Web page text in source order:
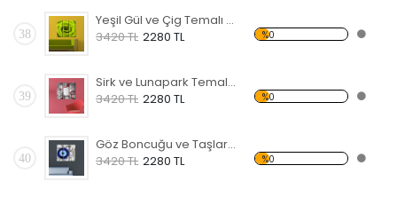
38
Yeşil Gül ve Çig Temalı Kanvas Tablo
3420 TL 2280 TL %0
39
Sirk ve Lunapark Temalı Kanvas Tablo
3420 TL 2280 TL %0
40
Göz Boncuğu ve Taşlar Temalı Kanvas Tablo
3420 TL 2280 TL %0